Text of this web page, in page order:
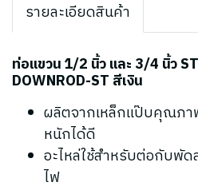
รายละเอียดสินค้า
ท่อแขวน 1/2 นิ้ว และ 3/4 นิ้ว
DOWNROD-ST สีเงิน
ผลิตจากเหล็กแป๊บคุณภา
หนักได้ดี
อะไหล่ใช้สำหรับต่อกับพั
ไฟ